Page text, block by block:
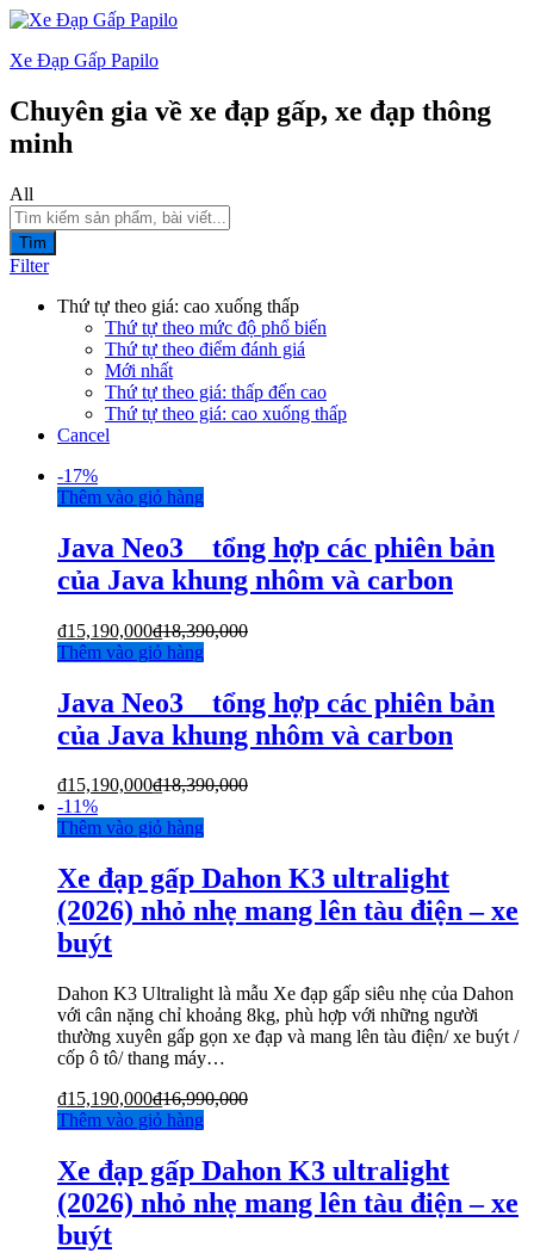
Xe Đạp Gấp Papilo
Chuyên gia về xe đạp gấp, xe đạp thông
minh
All
Tìm
Filter
Thứ tự theo giá: cao xuống thấp
Thứ tự theo mức độ phổ biến
Thứ tự theo điểm đánh giá
Mới nhất
Thứ tự theo giá: thấp đến cao
Thứ tự theo giá: cao xuống thấp
Cancel
-17%
Thêm vào giỏ hàng
Java Neo3 _ tổng hợp các phiên bản
của Java khung nhôm và carbon
₫15,190,000₫18,390,000
Thêm vào giỏ hàng
Java Neo3 _ tổng hợp các phiên bản
của Java khung nhôm và carbon
₫15,190,000₫18,390,000
-11%
Thêm vào giỏ hàng
Xe đạp gấp Dahon K3 ultralight
(2026) nhỏ nhẹ mang lên tàu điện – xe
buýt
Dahon K3 Ultralight là mẫu Xe đạp gấp siêu nhẹ của Dahon
với cân nặng chỉ khoảng 8kg, phù hợp với những người
thường xuyên gấp gọn xe đạp và mang lên tàu điện/ xe buýt /
cốp ô tô/ thang máy…
₫15,190,000₫16,990,000
Thêm vào giỏ hàng
Xe đạp gấp Dahon K3 ultralight
(2026) nhỏ nhẹ mang lên tàu điện – xe
buýt